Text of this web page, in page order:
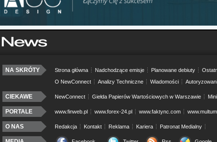
NA SKRÓTY Strona główna Nadchodzące emisje Planowane debiuty
O NewConnect
Analizy Techniczne Wiadomości
CIEKAWE NewConnect Giełda Papierów Wartościowych w Warszawie
PORTALE www.finweb.pl www.forex-24.pl www.faktync.com
O NAS Redakcja Kontakt Reklama Kariera Patronat Medialny